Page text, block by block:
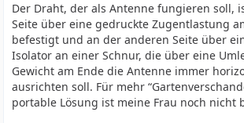
Der Draht, der als Antenne fungieren soll,
Seite über eine gedruckte Zugentlastung
befestigt und an der anderen Seite über
Isolator an einer Schnur, die über eine
Gewicht am Ende die Antenne immer
ausrichten soll. Für mehr
portable Lösung ist meine Frau noch nicht